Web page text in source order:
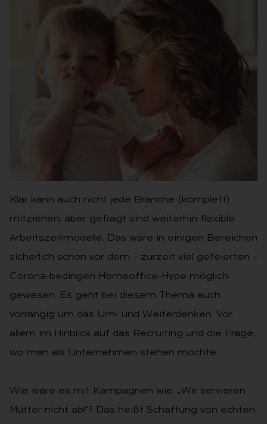
Klar kann auch nicht jede Branche (komplett)
mitziehen, aber gefragt sind weiterhin flexible
Arbeitszeitmodelle. Das wäre in einigen Bereichen
sicherlich schon vor dem – zurzeit viel gefeierten –
Corona-bedingen Homeoffice-Hype möglich
gewesen. Es geht bei diesem Thema auch
vorrangig um das Um- und Weiterdenken. Vor
allem im Hinblick auf das Recruiting und die Frage,
wo man als Unternehmen stehen möchte.
Wie wäre es mit Kampagnen wie: „Wir servieren
Mütter nicht ab!“? Das heißt Schaffung von echten